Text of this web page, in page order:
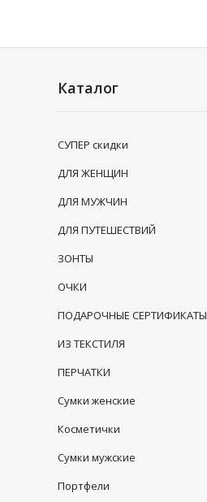
Каталог
СУПЕР скидки
ДЛЯ ЖЕНЩИН
ДЛЯ МУЖЧИН
ДЛЯ ПУТЕШЕСТВИЙ
ЗОНТЫ
ОЧКИ
ПОДАРОЧНЫЕ СЕРТИФИКАТЫ
ИЗ ТЕКСТИЛЯ
ПЕРЧАТКИ
Сумки женские
Косметички
Сумки мужские
Портфели